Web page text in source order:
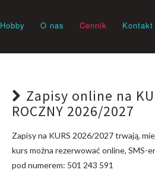
Hobby O nas Cennik Kontakt
Zapisy online na
ROCZNY 2026/2027
Zapisy na KURS 2026/2027 trwają,
kurs można rezerwować online, SMS-
pod numerem: 501 243 591